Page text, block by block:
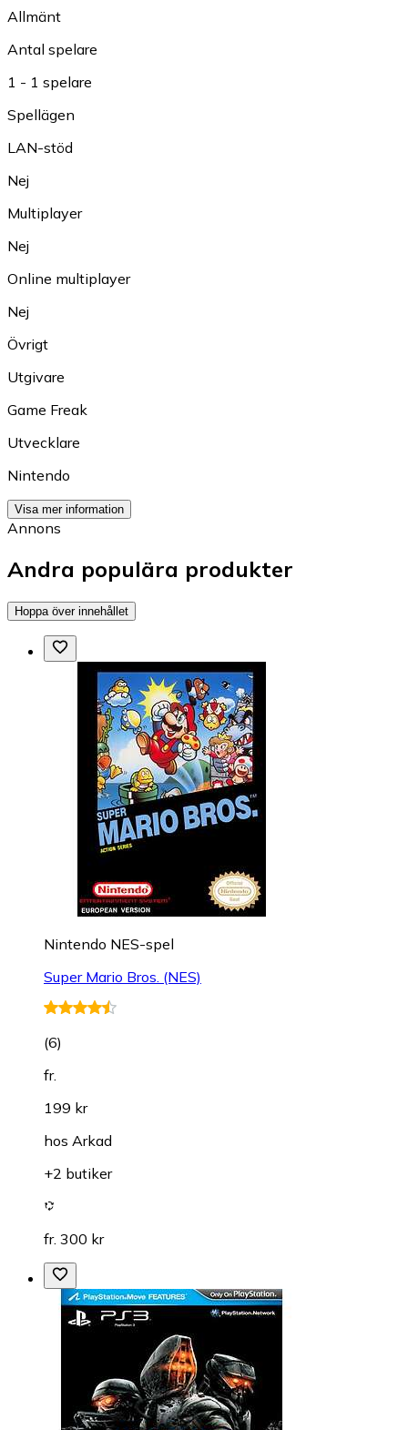
Allmänt
Antal spelare
1 - 1 spelare
Spellägen
LAN-stöd
Nej
Multiplayer
Nej
Online multiplayer
Nej
Övrigt
Utgivare
Game Freak
Utvecklare
Nintendo
Visa mer information
Annons
Andra populära produkter
Hoppa över innehållet
Nintendo NES-spel
Super Mario Bros. (NES)
(6)
fr.
199 kr
hos Arkad
+2 butiker
fr. 300 kr